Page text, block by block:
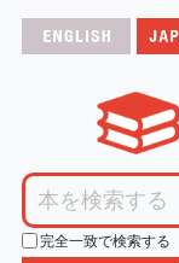
完全一致で検索する